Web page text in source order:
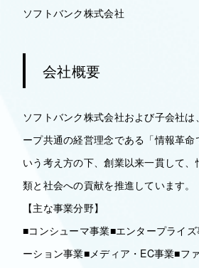
ソフトバンク株式会社
会社概要
ソフトバンク株式会社および子会社
ープ共通の経営理念である「情報革命
いう考え方の下、創業以来一貫して、
類と社会への貢献を推進しています。
【主な事業分野】
■コンシューマ事業■エンタープライ
ーション事業■メディア・EC事業■フ